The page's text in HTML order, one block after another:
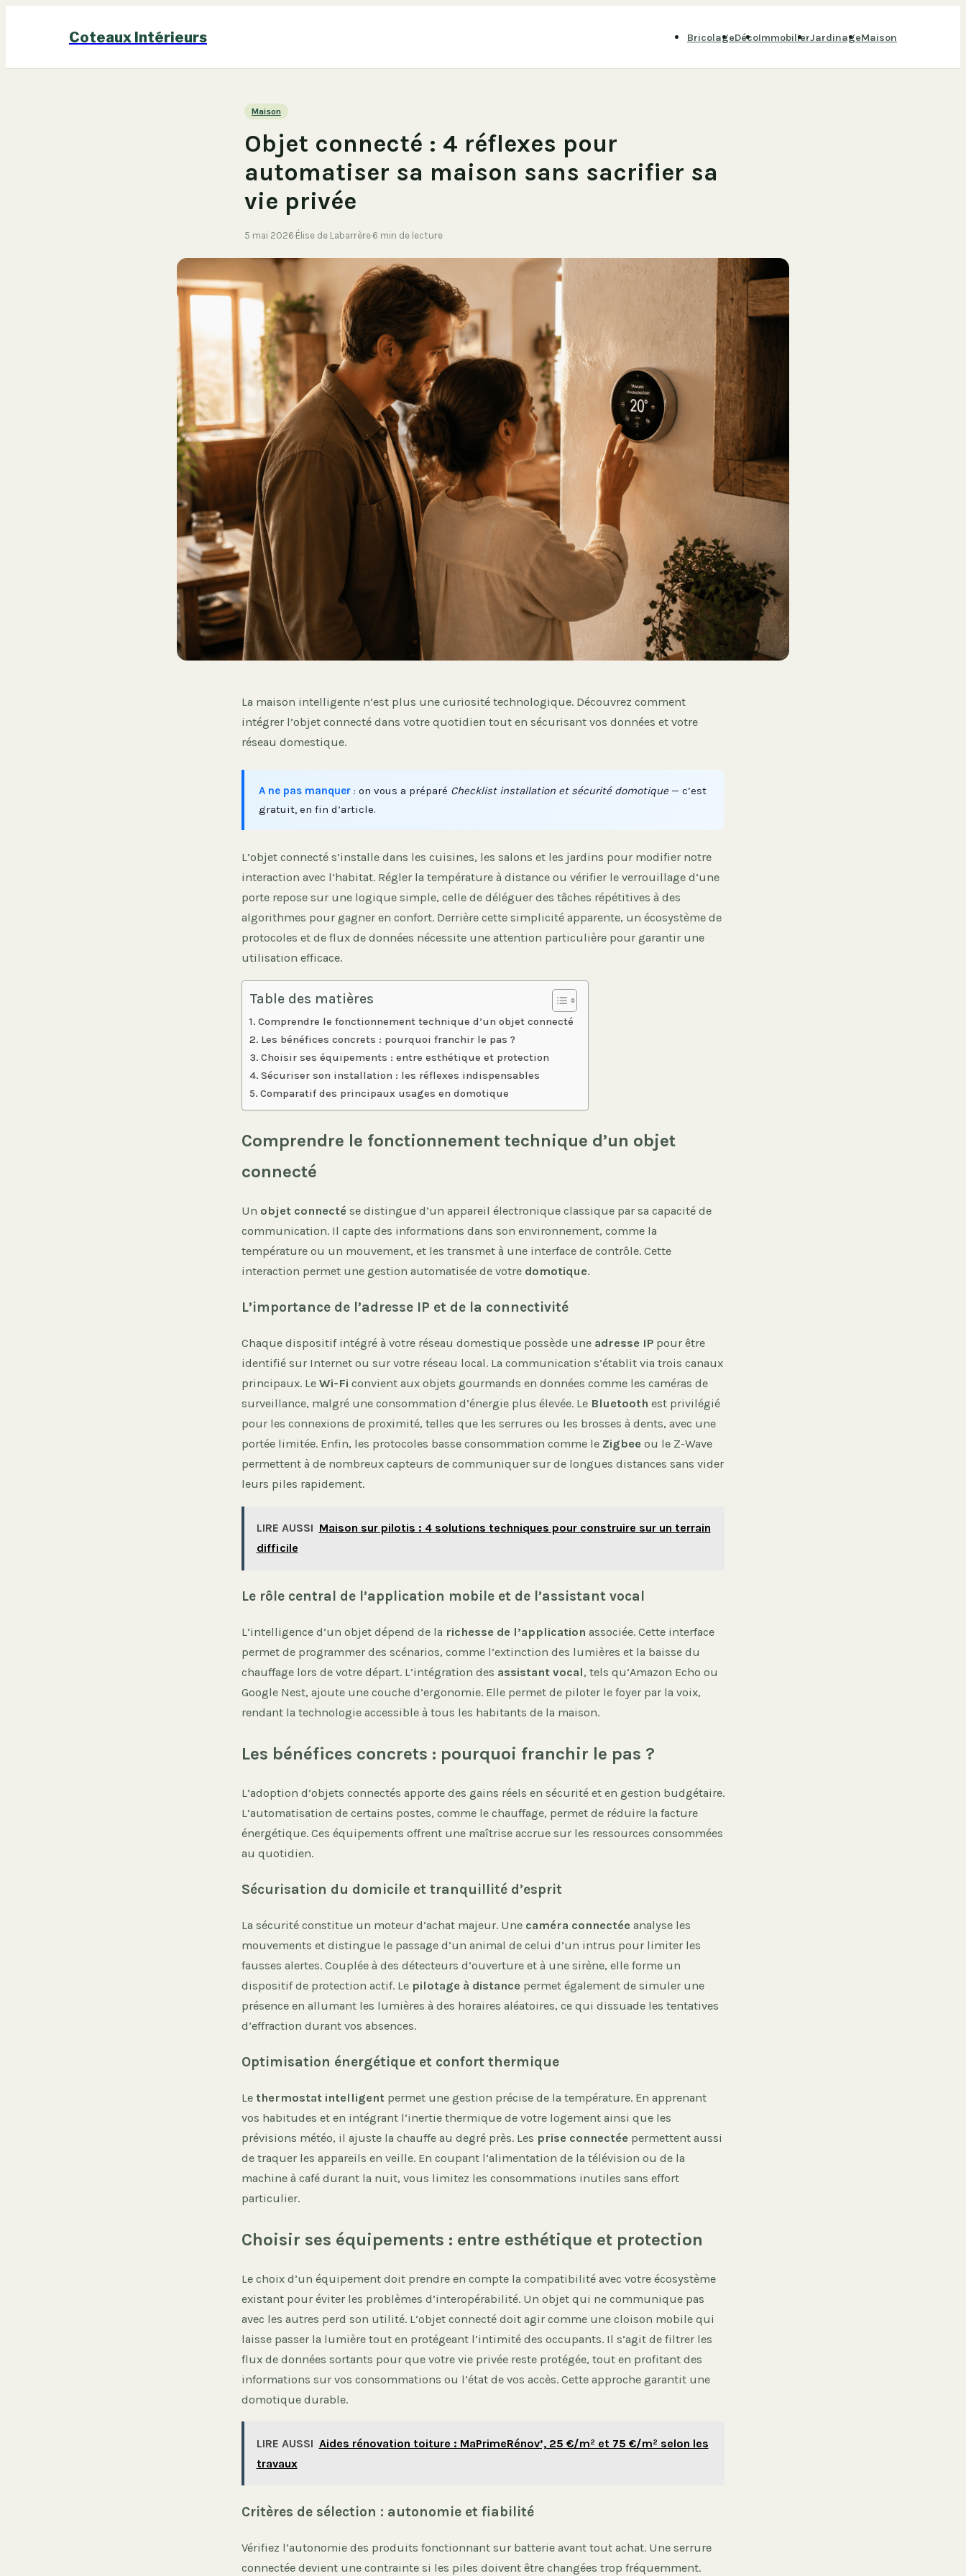
Coteaux Intérieurs BricolageDécoImmobilierJardinageMaison
Maison
Objet connecté : 4 réflexes pour
automatiser sa maison sans sacrifier sa
vie privée
5 mai 2026·Élise de Labarrère·6 min de lecture
La maison intelligente n’est plus une curiosité technologique. Découvrez comment
intégrer l’objet connecté dans votre quotidien tout en sécurisant vos données et votre
réseau domestique.
A ne pas manquer : on vous a préparé Checklist installation et sécurité domotique — c’est
gratuit, en fin d’article.
L’objet connecté s’installe dans les cuisines, les salons et les jardins pour modifier notre
interaction avec l’habitat. Régler la température à distance ou vérifier le verrouillage d’une
porte repose sur une logique simple, celle de déléguer des tâches répétitives à des
algorithmes pour gagner en confort. Derrière cette simplicité apparente, un écosystème de
protocoles et de flux de données nécessite une attention particulière pour garantir une
utilisation efficace.
Table des matières
Comprendre le fonctionnement technique d’un objet connecté
Les bénéfices concrets : pourquoi franchir le pas ?
Choisir ses équipements : entre esthétique et protection
Sécuriser son installation : les réflexes indispensables
Comparatif des principaux usages en domotique
Comprendre le fonctionnement technique d’un objet
connecté
Un objet connecté se distingue d’un appareil électronique classique par sa capacité de
communication. Il capte des informations dans son environnement, comme la
température ou un mouvement, et les transmet à une interface de contrôle. Cette
interaction permet une gestion automatisée de votre domotique.
L’importance de l’adresse IP et de la connectivité
Chaque dispositif intégré à votre réseau domestique possède une adresse IP pour être
identifié sur Internet ou sur votre réseau local. La communication s’établit via trois canaux
principaux. Le Wi-Fi convient aux objets gourmands en données comme les caméras de
surveillance, malgré une consommation d’énergie plus élevée. Le Bluetooth est privilégié
pour les connexions de proximité, telles que les serrures ou les brosses à dents, avec une
portée limitée. Enfin, les protocoles basse consommation comme le Zigbee ou le Z-Wave
permettent à de nombreux capteurs de communiquer sur de longues distances sans vider
leurs piles rapidement.
LIRE AUSSI Maison sur pilotis : 4 solutions techniques pour construire sur un terrain
difficile
Le rôle central de l’application mobile et de l’assistant vocal
L’intelligence d’un objet dépend de la richesse de l’application associée. Cette interface
permet de programmer des scénarios, comme l’extinction des lumières et la baisse du
chauffage lors de votre départ. L’intégration des assistant vocal, tels qu’Amazon Echo ou
Google Nest, ajoute une couche d’ergonomie. Elle permet de piloter le foyer par la voix,
rendant la technologie accessible à tous les habitants de la maison.
Les bénéfices concrets : pourquoi franchir le pas ?
L’adoption d’objets connectés apporte des gains réels en sécurité et en gestion budgétaire.
L’automatisation de certains postes, comme le chauffage, permet de réduire la facture
énergétique. Ces équipements offrent une maîtrise accrue sur les ressources consommées
au quotidien.
Sécurisation du domicile et tranquillité d’esprit
La sécurité constitue un moteur d’achat majeur. Une caméra connectée analyse les
mouvements et distingue le passage d’un animal de celui d’un intrus pour limiter les
fausses alertes. Couplée à des détecteurs d’ouverture et à une sirène, elle forme un
dispositif de protection actif. Le pilotage à distance permet également de simuler une
présence en allumant les lumières à des horaires aléatoires, ce qui dissuade les tentatives
d’effraction durant vos absences.
Optimisation énergétique et confort thermique
Le thermostat intelligent permet une gestion précise de la température. En apprenant
vos habitudes et en intégrant l’inertie thermique de votre logement ainsi que les
prévisions météo, il ajuste la chauffe au degré près. Les prise connectée permettent aussi
de traquer les appareils en veille. En coupant l’alimentation de la télévision ou de la
machine à café durant la nuit, vous limitez les consommations inutiles sans effort
particulier.
Choisir ses équipements : entre esthétique et protection
Le choix d’un équipement doit prendre en compte la compatibilité avec votre écosystème
existant pour éviter les problèmes d’interopérabilité. Un objet qui ne communique pas
avec les autres perd son utilité. L’objet connecté doit agir comme une cloison mobile qui
laisse passer la lumière tout en protégeant l’intimité des occupants. Il s’agit de filtrer les
flux de données sortants pour que votre vie privée reste protégée, tout en profitant des
informations sur vos consommations ou l’état de vos accès. Cette approche garantit une
domotique durable.
LIRE AUSSI Aides rénovation toiture : MaPrimeRénov’, 25 €/m² et 75 €/m² selon les
travaux
Critères de sélection : autonomie et fiabilité
Vérifiez l’autonomie des produits fonctionnant sur batterie avant tout achat. Une serrure
connectée devient une contrainte si les piles doivent être changées trop fréquemment.